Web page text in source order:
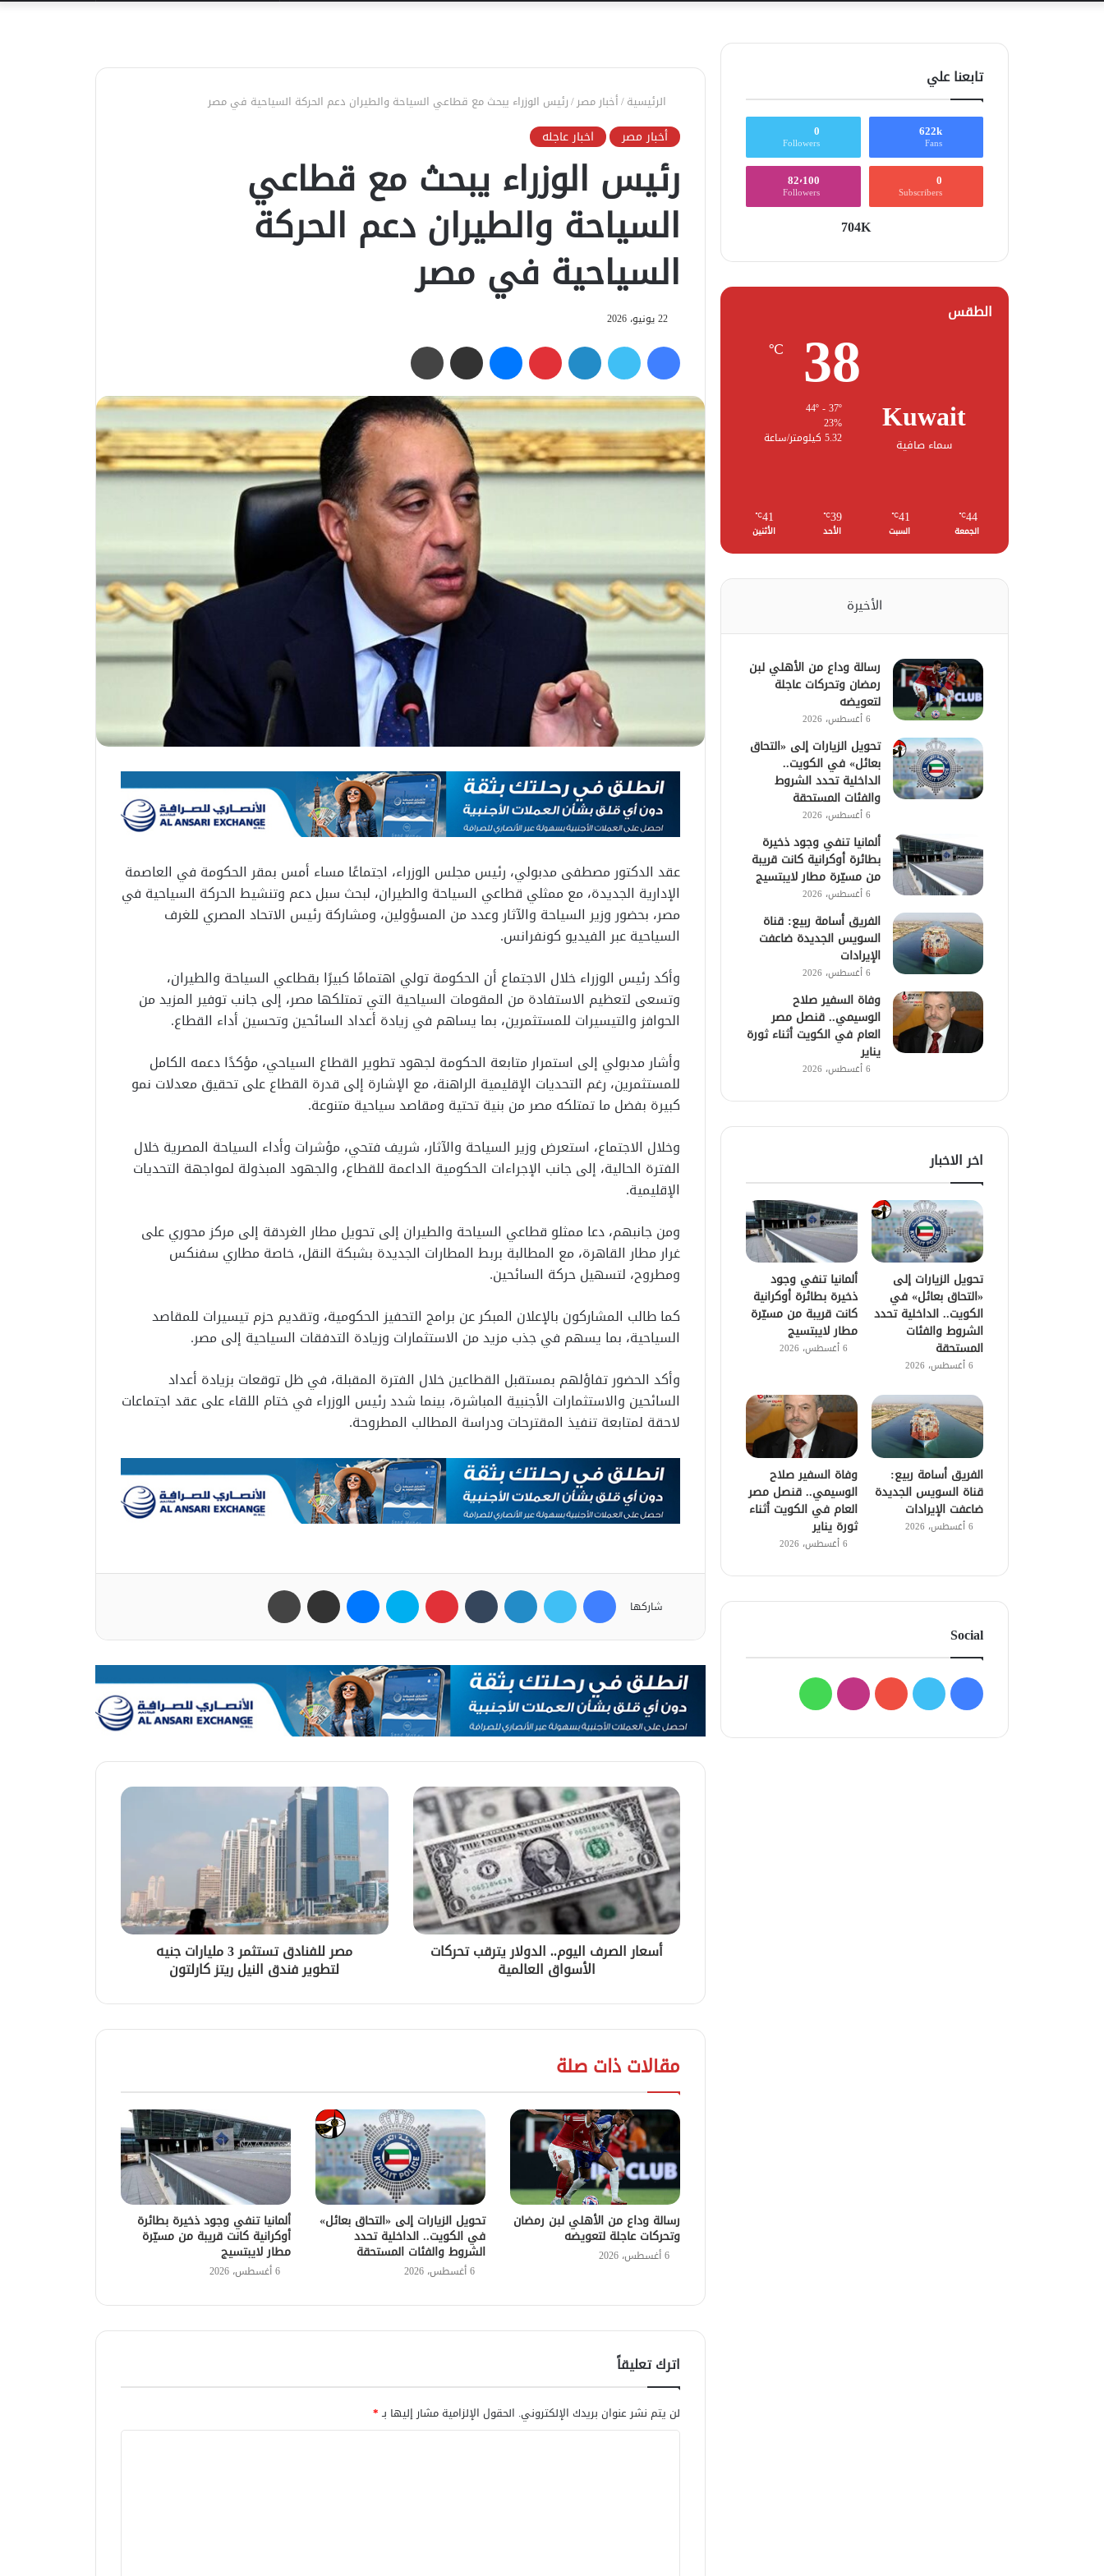
الرئيسية/أخبار مصر/رئيس الوزراء يبحث مع قطاعي السياحة والطيران دعم الحركة السياحية في مصر
أخبار مصر اخبار عاجله
رئيس الوزراء يبحث مع قطاعي
السياحة والطيران دعم الحركة
السياحية في مصر
22 يونيو، 2026
فيسبوك تويتر لينكدإن بينتيريست ماسنجر مشاركة عبر البريد
عقد الدكتور مصطفى مدبولي، رئيس مجلس الوزراء، اجتماعًا مساء أمس بمقر الحكومة في العاصمة
الإدارية الجديدة، مع ممثلي قطاعي السياحة والطيران، لبحث سبل دعم وتنشيط الحركة السياحية في
مصر، بحضور وزير السياحة والآثار وعدد من المسؤولين، ومشاركة رئيس الاتحاد المصري للغرف
السياحية عبر الفيديو كونفرانس.
وأكد رئيس الوزراء خلال الاجتماع أن الحكومة تولي اهتمامًا كبيرًا بقطاعي السياحة والطيران،
وتسعى لتعظيم الاستفادة من المقومات السياحية التي تمتلكها مصر، إلى جانب توفير المزيد من
الحوافز والتيسيرات للمستثمرين، بما يساهم في زيادة أعداد السائحين وتحسين أداء القطاع.
وأشار مدبولي إلى استمرار متابعة الحكومة لجهود تطوير القطاع السياحي، مؤكدًا دعمه الكامل
للمستثمرين، رغم التحديات الإقليمية الراهنة، مع الإشارة إلى قدرة القطاع على تحقيق معدلات نمو
كبيرة بفضل ما تمتلكه مصر من بنية تحتية ومقاصد سياحية متنوعة.
وخلال الاجتماع، استعرض وزير السياحة والآثار، شريف فتحي، مؤشرات وأداء السياحة المصرية خلال
الفترة الحالية، إلى جانب الإجراءات الحكومية الداعمة للقطاع، والجهود المبذولة لمواجهة التحديات
الإقليمية.
ومن جانبهم، دعا ممثلو قطاعي السياحة والطيران إلى تحويل مطار الغردقة إلى مركز محوري على
غرار مطار القاهرة، مع المطالبة بربط المطارات الجديدة بشبكة النقل، خاصة مطاري سفنكس
ومطروح، لتسهيل حركة السائحين.
كما طالب المشاركون بالإعلان المبكر عن برامج التحفيز الحكومية، وتقديم حزم تيسيرات للمقاصد
السياحية، بما يسهم في جذب مزيد من الاستثمارات وزيادة التدفقات السياحية إلى مصر.
وأكد الحضور تفاؤلهم بمستقبل القطاعين خلال الفترة المقبلة، في ظل توقعات بزيادة أعداد
السائحين والاستثمارات الأجنبية المباشرة، بينما شدد رئيس الوزراء في ختام اللقاء على عقد اجتماعات
لاحقة لمتابعة تنفيذ المقترحات ودراسة المطالب المطروحة.
شاركها
فيسبوك تويتر لينكدإن بينتيريست سكايب ماسنجر مشاركة عبر البريد
أسعار الصرف اليوم.. الدولار يترقب تحركات
الأسواق العالمية
مصر للفنادق تستثمر 3 مليارات جنيه
لتطوير فندق النيل ريتز كارلتون
مقالات ذات صلة
رسالة وداع من الأهلي لبن رمضان
وتحركات عاجلة لتعويضه
6 أغسطس، 2026
تحويل الزيارات إلى «التحاق بعائل»
في الكويت.. الداخلية تحدد
الشروط والفئات المستحقة
6 أغسطس، 2026
ألمانيا تنفي وجود ذخيرة بطائرة
أوكرانية كانت قريبة من مسيّرة
مطار لايبتسيج
6 أغسطس، 2026
اترك تعليقاً
لن يتم نشر عنوان بريدك الإلكتروني. الحقول الإلزامية مشار إليها بـ*
تابعنا علي
622k
Fans
0
Followers
0
Subscribers
82٬100
Followers
704K
الطقس
Kuwait
سماء صافية
38
℃
44º - 37º
23%
5.32 كيلومتر/ساعة
44
℃
الجمعة
41
℃
السبت
39
℃
الأحد
41
℃
الأثنين
الأخيرة
رسالة وداع من الأهلي لبن
رمضان وتحركات عاجلة
لتعويضه
6 أغسطس، 2026
تحويل الزيارات إلى «التحاق
بعائل» في الكويت..
الداخلية تحدد الشروط
والفئات المستحقة
6 أغسطس، 2026
ألمانيا تنفي وجود ذخيرة
بطائرة أوكرانية كانت قريبة
من مسيّرة مطار لايبتسيج
6 أغسطس، 2026
الفريق أسامة ربيع: قناة
السويس الجديدة ضاعفت
الإيرادات
6 أغسطس، 2026
وفاة السفير صلاح
الوسيمي.. قنصل مصر
العام في الكويت أثناء ثورة
يناير
6 أغسطس، 2026
اخر الاخبار
تحويل الزيارات إلى
«التحاق بعائل» في
الكويت.. الداخلية تحدد
الشروط والفئات
المستحقة
6 أغسطس، 2026
ألمانيا تنفي وجود
ذخيرة بطائرة أوكرانية
كانت قريبة من مسيّرة
مطار لايبتسيج
6 أغسطس، 2026
الفريق أسامة ربيع:
قناة السويس الجديدة
ضاعفت الإيرادات
6 أغسطس، 2026
وفاة السفير صلاح
الوسيمي.. قنصل مصر
العام في الكويت أثناء
ثورة يناير
6 أغسطس، 2026
Social
فيسبوك
تويتر يوتيوبانستقرامواتساب